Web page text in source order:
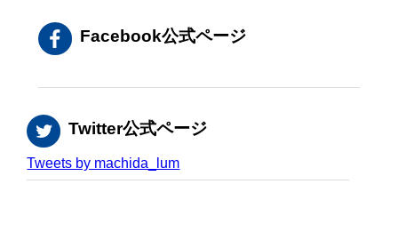
Facebook公式ページ
Twitter公式ページ
Tweets by machida_lum